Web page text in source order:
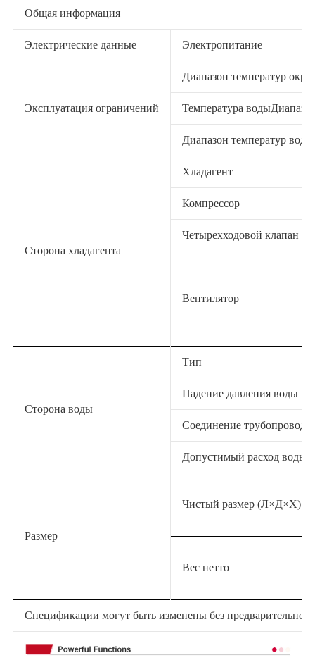
Общая информация
Электрические данные Электропитание
Эксплуатация ограничений
Диапазон температур
Температура
Диапазон температур
Сторона хладагента
Хладагент
Компрессор
Четырехходовой клапан
Вентилятор
Сторона воды
Тип
Падение давления воды
Соединение
Допустимый расход
Размер
Чистый размер (Л×Д×Х)
Вес нетто
Спецификации могут быть изменены без